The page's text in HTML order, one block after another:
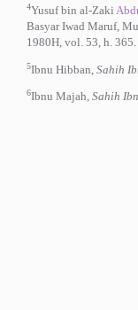
4Yusuf bin al-Zaki
Basyar Iwad Maruf,
1980H, vol. 53, h. 365.
5Ibnu Hibban, Sahih
6Ibnu Majah, Sahih